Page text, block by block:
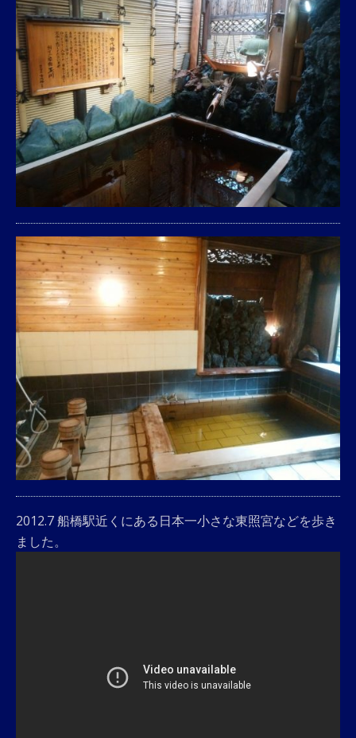
2012.7 船橋駅近くにある日本一小さな東照宮などを歩き
ました。